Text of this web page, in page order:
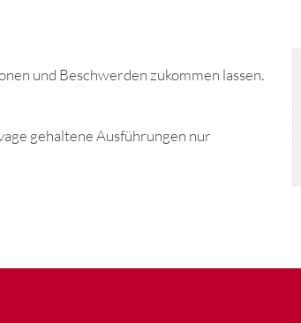
und Beschwerden zukommen lassen.
gehaltene Ausführungen nur